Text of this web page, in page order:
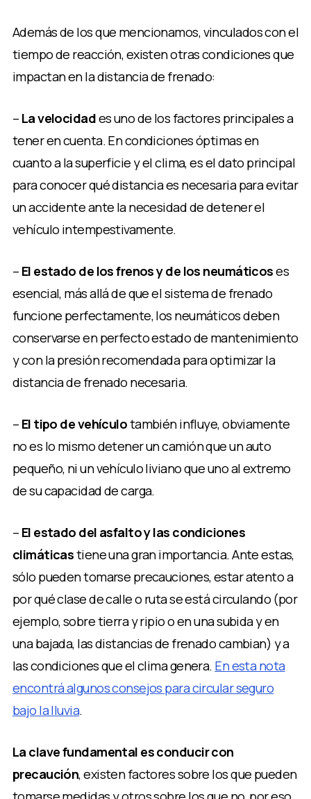
Además de los que mencionamos, vinculados con el
tiempo de reacción, existen otras condiciones que
impactan en la distancia de frenado:
– La velocidades uno de los factores principales a
tener en cuenta. En condiciones óptimas en
cuanto a la superficie y el clima, es el dato principal
para conocer qué distancia es necesaria para evitar
un accidente ante la necesidad de detener el
vehículo intempestivamente.
– El estado de los frenos y de los neumáticoses
esencial, más allá de que el sistema de frenado
funcione perfectamente, los neumáticos deben
conservarse en perfecto estado de mantenimiento
y con la presión recomendada para optimizar la
distancia de frenado necesaria.
– El tipo de vehículotambién influye, obviamente
no es lo mismo detener un camión que un auto
pequeño, ni un vehículo liviano que uno al extremo
de su capacidad de carga.
– El estado del asfalto y las condiciones
climáticastiene una gran importancia. Ante estas,
sólo pueden tomarse precauciones, estar atento a
por qué clase de calle o ruta se está circulando (por
ejemplo, sobre tierra y ripio o en una subida y en
una bajada, las distancias de frenado cambian) y a
las condiciones que el clima genera. En esta nota
encontrá algunos consejos para circular seguro
bajo la lluvia.
La clave fundamental es conducir con
precaución, existen factores sobre los que pueden